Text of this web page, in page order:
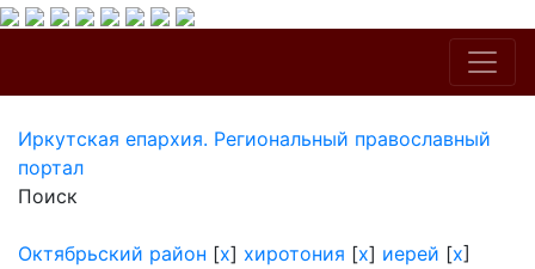
Иркутская епархия. Региональный православный
портал
Поиск
Октябрьский район [x] хиротония [x] иерей [x]